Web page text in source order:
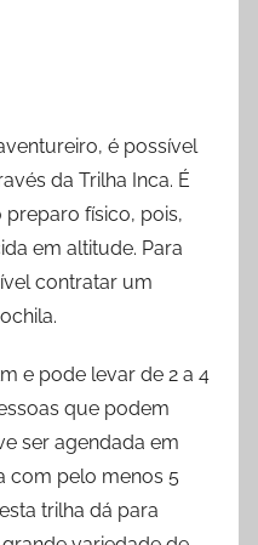
é possível
da Trilha Inca. É
físico, pois,
em altitude. Para
contratar um
e pode levar de 2 a 4
que podem
ser agendada em
com pelo menos 5
trilha dá para